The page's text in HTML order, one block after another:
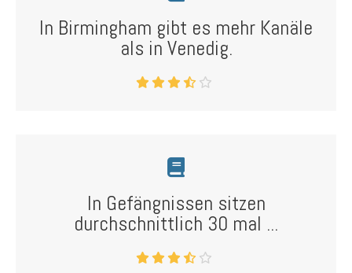
In Birmingham gibt es mehr Kanäle
als in Venedig.
In Gefängnissen sitzen
durchschnittlich 30 mal ...